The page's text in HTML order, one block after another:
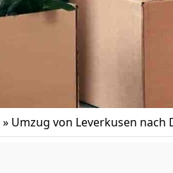
» Umzug von Leverkusen nach